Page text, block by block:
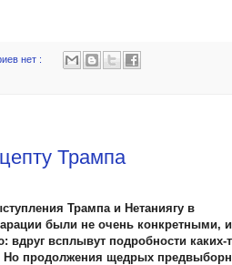
нет :
Трампа
Трампа и Нетаниягу в
были не очень конкретными, и
вдруг всплывут подробности каких-
Но продолжения щедрых